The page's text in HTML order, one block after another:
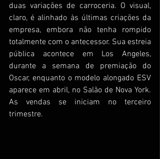
duas variações de carroceria. O visual,
claro, é alinhado às últimas criações da
empresa, embora não tenha rompido
totalmente com o antecessor. Sua estreia
pública acontece em Los Angeles,
durante a semana de premiação do
Oscar, enquanto o modelo alongado ESV
aparece em abril, no Salão de Nova York.
As vendas se iniciam no terceiro
trimestre.